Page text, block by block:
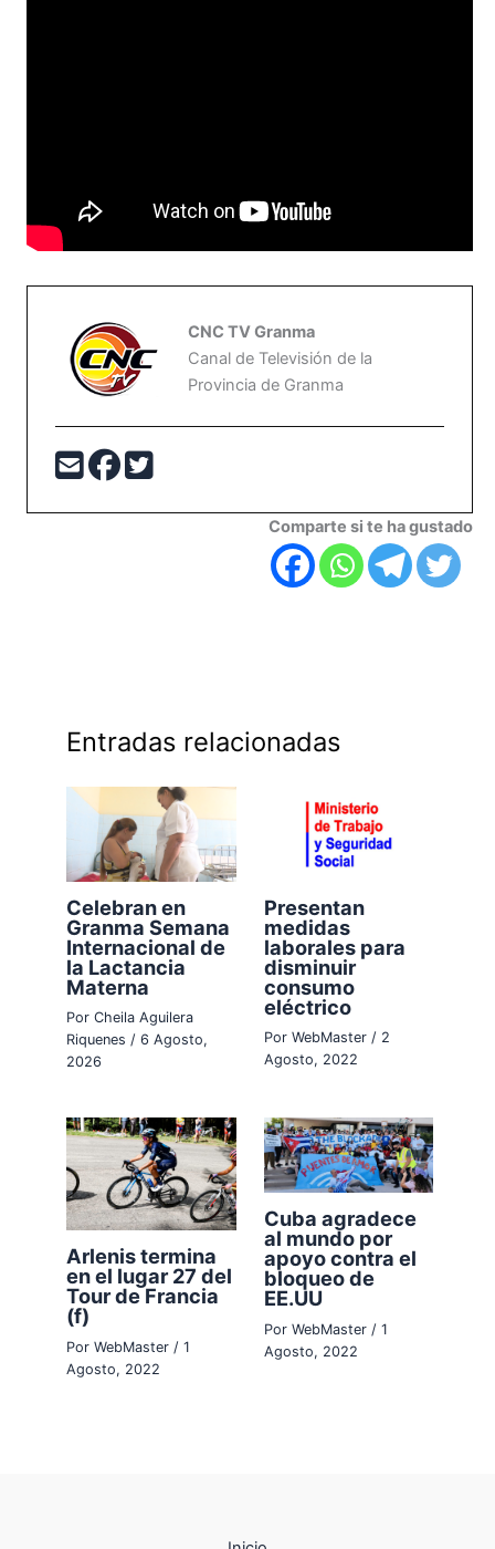
CNC TV Granma
Canal de Televisión de la
Provincia de Granma
Comparte si te ha gustado
Entradas relacionadas
Celebran en
Granma Semana
Internacional de
la Lactancia
Materna
PorCheila Aguilera
Riquenes/6 Agosto,
2026
Presentan
medidas
laborales para
disminuir
consumo
eléctrico
Por WebMaster / 2
Agosto, 2022
Arlenis termina
en el lugar 27 del
Tour de Francia
(f)
PorWebMaster /1
Agosto, 2022
Cuba agradece
al mundo por
apoyo contra el
bloqueo de
EE.UU
Por WebMaster / 1
Agosto, 2022